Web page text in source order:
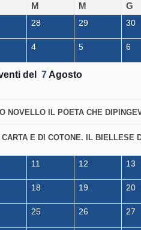
M M G
28 29 30
4 5 6
del 7 Agosto
NOVELLO IL POETA CHE
CARTA E DI COTONE. IL BIELLESE
11 12 13
18 19 20
25 26 27